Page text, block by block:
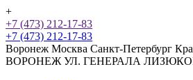
+
+7 (473) 212-17-83
+7 (473) 212-17-83
Воронеж Москва Санкт-Петербург
ВОРОНЕЖ УЛ. ГЕНЕРАЛА